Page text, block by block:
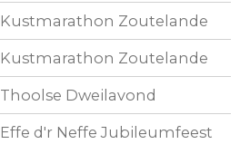
Kustmarathon Zoutelande
Kustmarathon Zoutelande
Thoolse Dweilavond
Effe d'r Neffe Jubileumfeest